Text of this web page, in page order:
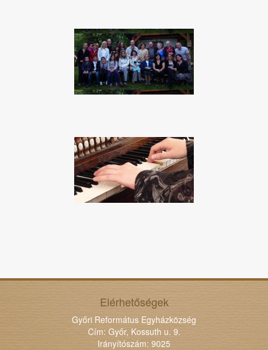
Elérhetőségek
Győri Református Egyházközség
Cím: Győr, Kossuth u. 9.
Irányítószám: 9025